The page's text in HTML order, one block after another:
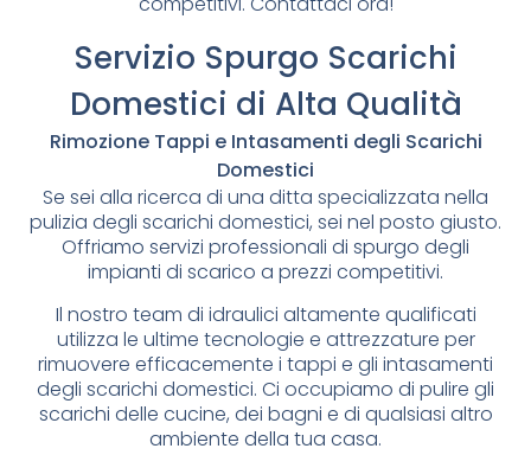
Servizio Spurgo Scarichi
Domestici di Alta Qualità
Rimozione Tappi e Intasamenti degli Scarichi
Domestici
Se sei alla ricerca di una ditta specializzata nella
pulizia degli scarichi domestici, sei nel posto giusto.
Offriamo servizi professionali di spurgo degli
impianti di scarico a prezzi competitivi.
Il nostro team di idraulici altamente qualificati
utilizza le ultime tecnologie e attrezzature per
rimuovere efficacemente i tappi e gli intasamenti
degli scarichi domestici. Ci occupiamo di pulire gli
scarichi delle cucine, dei bagni e di qualsiasi altro
ambiente della tua casa.